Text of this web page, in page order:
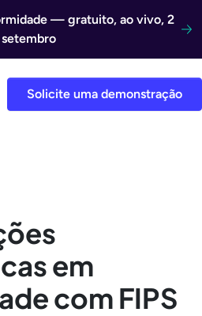
— gratuito, ao vivo, 2
Solicite uma demonstração
em
com FIPS